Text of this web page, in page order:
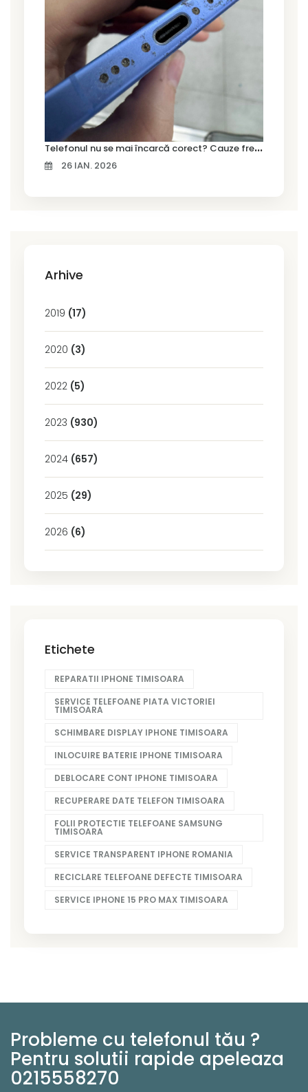
T
elefonul nu se mai încarcă corect? Cauze frecvente și soluții la service în Timișoara
26 IAN. 2026
Arhive
2019 (17)
2020 (3)
2022 (5)
2023 (930)
2024 (657)
2025 (29)
2026 (6)
Etichete
REPARATII IPHONE TIMISOARA
SERVICE TELEFOANE PIATA VICTORIEI
TIMISOARA
SCHIMBARE DISPLAY IPHONE TIMISOARA
INLOCUIRE BATERIE IPHONE TIMISOARA
DEBLOCARE CONT IPHONE TIMISOARA
RECUPERARE DATE TELEFON TIMISOARA
FOLII PROTECTIE TELEFOANE SAMSUNG
TIMISOARA
SERVICE TRANSPARENT IPHONE ROMANIA
RECICLARE TELEFOANE DEFECTE TIMISOARA
SERVICE IPHONE 15 PRO MAX TIMISOARA
Probleme cu telefonul tău ?
Pentru solutii rapide apeleaza
0215558270